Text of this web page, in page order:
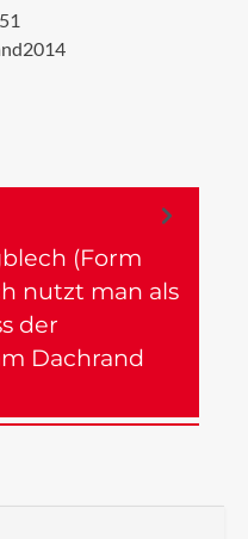
(Form
nutzt man als
der
Dachrand